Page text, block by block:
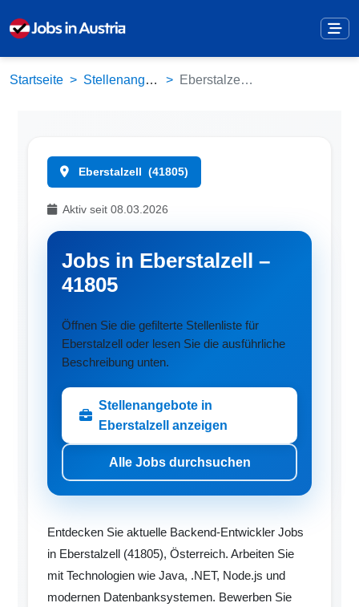
Startseite Stellenangebote Eberstalzell (41805)
Eberstalzell (41805)
Aktiv seit 08.03.2026
Jobs in Eberstalzell –
41805
Öffnen Sie die gefilterte Stellenliste für
Eberstalzell oder lesen Sie die ausführliche
Beschreibung unten.
Stellenangebote in
Eberstalzell anzeigen
Alle Jobs durchsuchen
Entdecken Sie aktuelle Backend-Entwickler Jobs
in Eberstalzell (41805), Österreich. Arbeiten Sie
mit Technologien wie Java, .NET, Node.js und
modernen Datenbanksystemen. Bewerben Sie